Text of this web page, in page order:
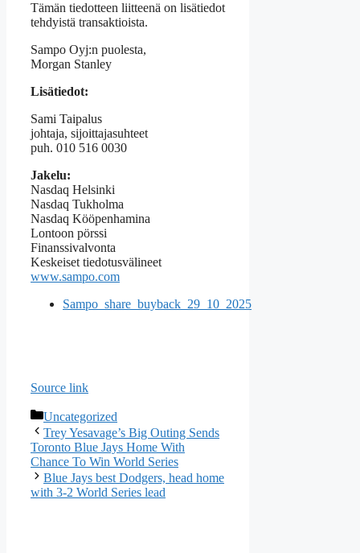
Tämän tiedotteen liitteenä on lisätiedot
tehdyistä transaktioista.
Sampo Oyj:n puolesta,
Morgan Stanley
Lisätiedot:
Sami Taipalus
johtaja, sijoittajasuhteet
puh. 010 516 0030
Jakelu:
Nasdaq Helsinki
Nasdaq Tukholma
Nasdaq Kööpenhamina
Lontoon pörssi
Finanssivalvonta
Keskeiset tiedotusvälineet
www.sampo.com
Sampo_share_buyback_29_10_2025
Source link
Categories
Uncategorized
Trey Yesavage’s Big Outing Sends
Toronto Blue Jays Home With
Chance To Win World Series
Blue Jays best Dodgers, head home
with 3-2 World Series lead